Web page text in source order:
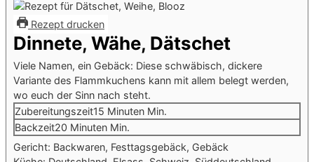
Rezept drucken
Dinnete, Wähe, Dätschet
Viele Namen, ein Gebäck: Diese schwäbisch, dickere
Variante des Flammkuchens kann mit allem belegt werden,
wo euch der Sinn nach steht.
Zubereitungszeit15 Minuten Min.
Backzeit20 Minuten Min.
Gericht: Backwaren, Festtagsgebäck, Gebäck